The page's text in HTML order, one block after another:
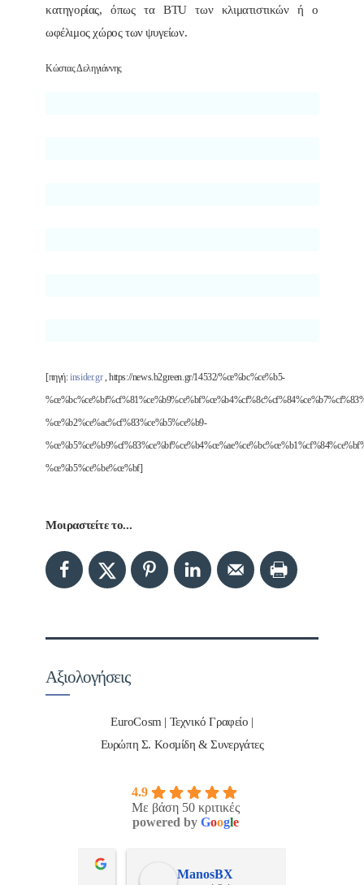
κατηγορίας, όπως τα BTU των κλιματιστικών ή ο
ωφέλιμος χώρος των ψυγείων.
Κώστας Δεληγιάννης
[πηγή:insider.gr, https://news.b2green.gr/14532/%ce%bc%ce%b5-
%ce%b2%ce%ac%cf%83%ce%b5%ce%b9-
%ce%b5%ce%be%ce%bf]
Μοιραστείτε το...
Αξιολογήσεις
EuroCosm | Τεχνικό Γραφείο |
Ευρώπη Σ. Κοσμίδη & Συνεργάτες
4.9
Με βάση 50 κριτικές
powered by Google
ManosBX